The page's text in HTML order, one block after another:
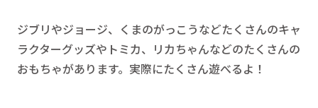
ジブリやジョージ、くまのがっこうなどたくさんのキャ
ラクターグッズやトミカ、リカちゃんなどのたくさんの
おもちゃがあります。実際にたくさん遊べるよ！